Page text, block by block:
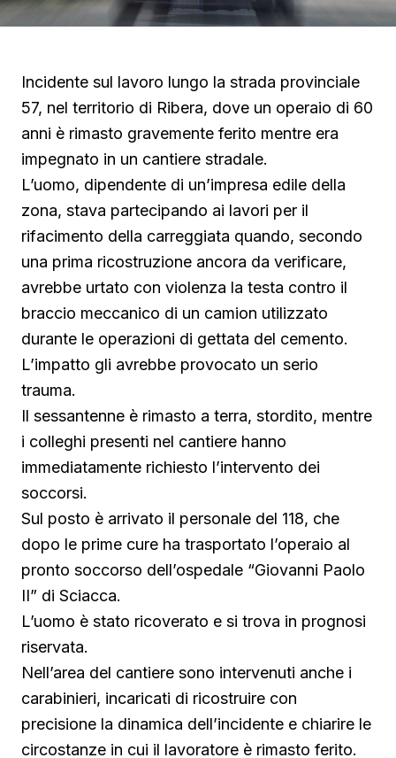
Incidente sul lavoro lungo la strada provinciale
57, nel territorio di Ribera, dove un operaio di 60
anni è rimasto gravemente ferito mentre era
impegnato in un cantiere stradale.
L’uomo, dipendente di un’impresa edile della
zona, stava partecipando ai lavori per il
rifacimento della carreggiata quando, secondo
una prima ricostruzione ancora da verificare,
avrebbe urtato con violenza la testa contro il
braccio meccanico di un camion utilizzato
durante le operazioni di gettata del cemento.
L’impatto gli avrebbe provocato un serio
trauma.
Il sessantenne è rimasto a terra, stordito, mentre
i colleghi presenti nel cantiere hanno
immediatamente richiesto l’intervento dei
soccorsi.
Sul posto è arrivato il personale del 118, che
dopo le prime cure ha trasportato l’operaio al
pronto soccorso dell’ospedale “Giovanni Paolo
II” di Sciacca.
L’uomo è stato ricoverato e si trova in prognosi
riservata.
Nell’area del cantiere sono intervenuti anche i
carabinieri, incaricati di ricostruire con
precisione la dinamica dell’incidente e chiarire le
circostanze in cui il lavoratore è rimasto ferito.